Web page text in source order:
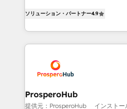
marketing strategy? We'll
to your needs and sales
Accreditations. Based in
services are offered in both
Certified Trainers avalados
Acompañamos a las
crecimiento integrando
reales. Nos caracterizamos
técnica con una mirada
ソリューション・パートナー4.9
ProsperoHub
提供元：ProsperoHub インストー